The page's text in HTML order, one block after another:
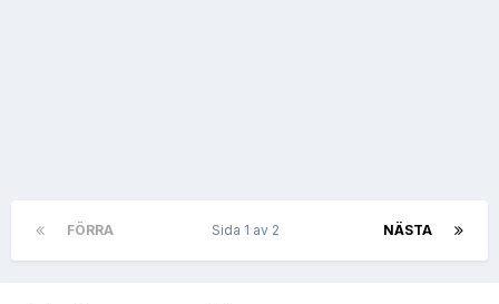
FÖRRA NÄSTA
Sida 1 av 2